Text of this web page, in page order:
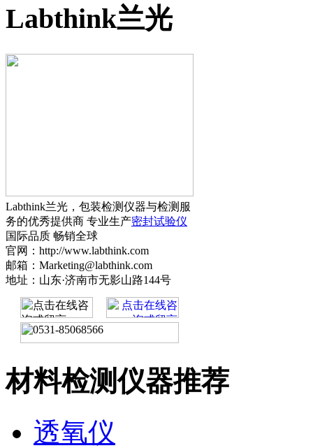
Labthink兰光
Labthink兰光，包装检测仪器与检测服
务的优秀提供商 专业生产密封试验仪
国际品质 畅销全球
官网：http://www.labthink.com
邮箱：Marketing@labthink.com
地址：山东·济南市无影山路144号
材料检测仪器推荐
透氧仪